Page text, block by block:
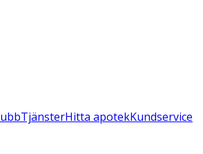
TjänsterHitta apotekKundservice